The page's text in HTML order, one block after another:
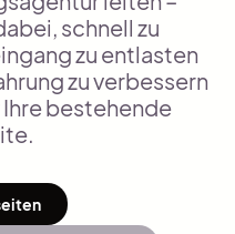
schnell zu
zu entlasten
zu verbessern
Ihre bestehende